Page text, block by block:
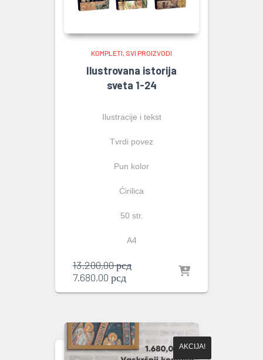
KOMPLETI SVI PROIZVODI
Ilustrovana istorija
sveta 1-24
Ilustracije i tekst
Tvrdi povez
Pun kolor
Ćirilica
50 str.
A4
13.200,00рсдOriginalna
7.680,00 рсдTrenutna
AKCIJA!